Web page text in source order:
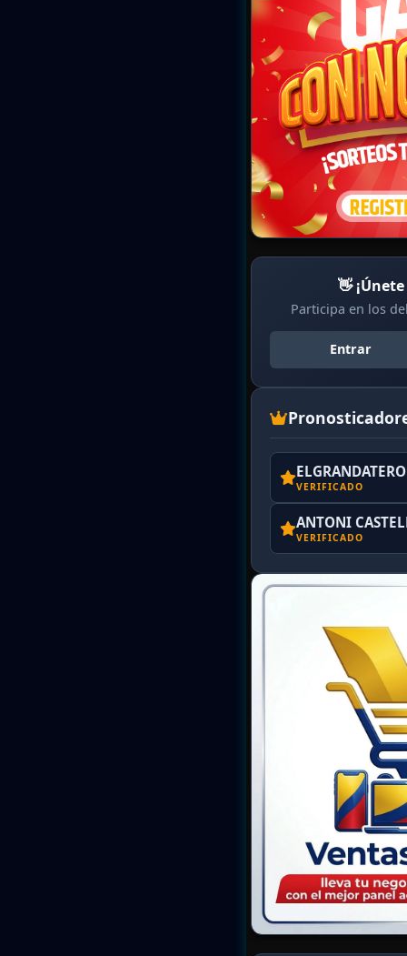
👋
Participa en los
Entrar
VERIFICADO
ANTONI
VERIFICADO